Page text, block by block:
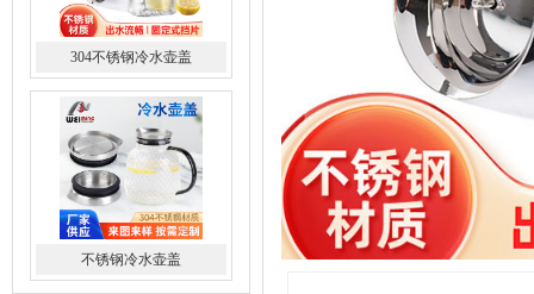
304不锈钢冷水壶盖
不锈钢冷水壶盖